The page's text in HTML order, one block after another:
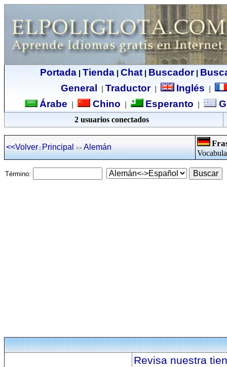
Portada| Tienda| Chat| Buscador|
General
Traductor| Inglés
Árabe Chino Esperanto
2 usuarios conectados
<<Volver | Principal >> Alemán
Término:
Revisa nuestra